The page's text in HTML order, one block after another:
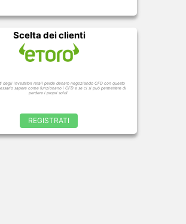
Scelta dei clienti
degli investitori retail perde denaro negoziando CFD con questo
sapere come funzionano i CFD e se ci si può permettere di
perdere i propri soldi.
REGISTRATI